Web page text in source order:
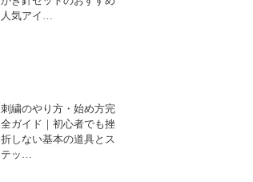
人気アイ…
刺繍のやり方・始め方完
全ガイド｜初心者でも挫
折しない基本の道具とス
テッ…